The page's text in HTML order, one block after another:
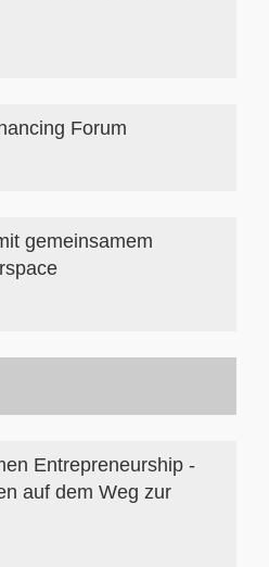
Forum
gemeinsamem
Entrepreneurship -
auf dem Weg zur